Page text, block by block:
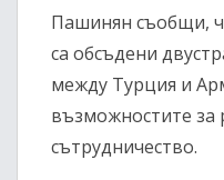
Пашинян съобщи,
са обсъдени
между Турция и
възможностите за
сътрудничество.